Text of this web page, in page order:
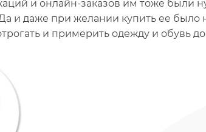
и онлайн-заказов им тоже были
и даже при желании купить ее было
и примерить одежду и обувь